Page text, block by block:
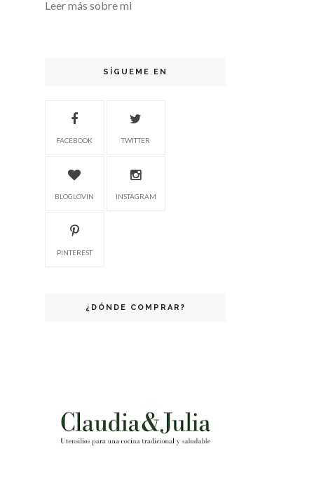
Leer más sobre mi
SÍGUEME EN
FACEBOOK TWITTER
BLOGLOVIN INSTAGRAM
PINTEREST
¿DÓNDE COMPRAR?